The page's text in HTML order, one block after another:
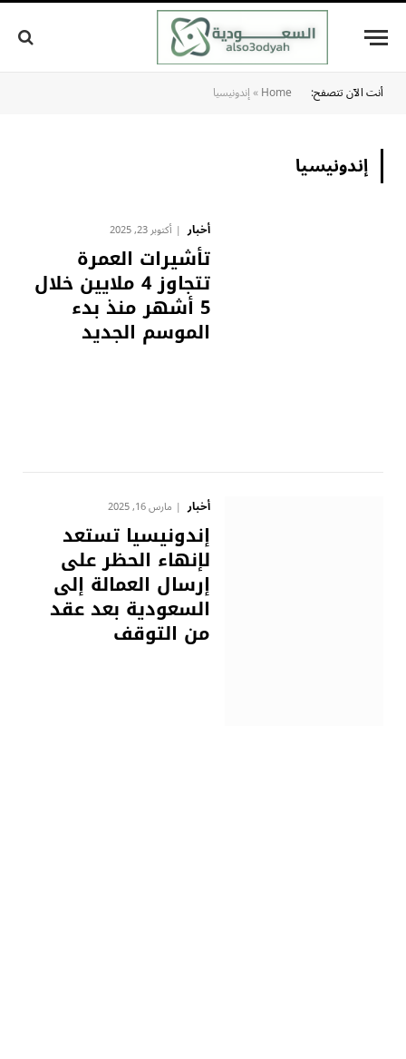
أنت الآن تتصفح: Home
»إندونيسيا
إندونيسيا
أخبار أكتوبر 23, 2025
تأشيرات العمرة
تتجاوز 4 ملايين خلال
5 أشهر منذ بدء
الموسم الجديد
أخبار مارس 16, 2025
إندونيسيا تستعد
لإنهاء الحظر على
إرسال العمالة إلى
السعودية بعد عقد
من التوقف